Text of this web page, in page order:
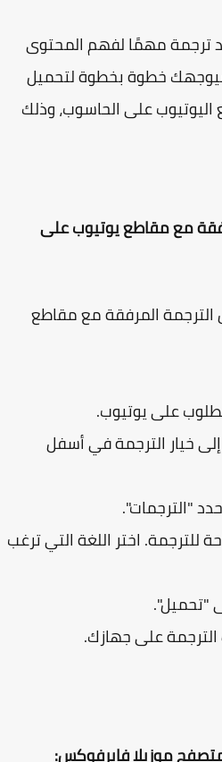
مهمًا لفهم المحتوى
خطوة بخطوة لتحميل
على الحاسوب، وذلك
مع مقاطع يوتيوب على
المرفقة مع مقاطع
على يوتيوب.
خيار الترجمة في أسفل
"الترجمات".
اختر اللغة التي ترغب
على جهازك.